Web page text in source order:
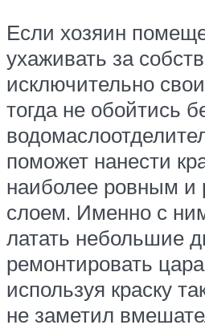
Если хозяин
ухаживать за
исключительно
тогда не обойтись
поможет нанести
наиболее ровным
слоем. Именно с
латать небольшие
ремонтировать
используя краску
не заметил